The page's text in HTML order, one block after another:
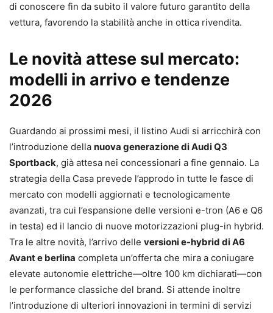
di conoscere fin da subito il valore futuro garantito della
vettura, favorendo la stabilità anche in ottica rivendita.
Le novità attese sul mercato:
modelli in arrivo e tendenze
2026
Guardando ai prossimi mesi, il listino Audi si arricchirà con
l’introduzione della nuova generazione di Audi Q3
Sportback, già attesa nei concessionari a fine gennaio. La
strategia della Casa prevede l’approdo in tutte le fasce di
mercato con modelli aggiornati e tecnologicamente
avanzati, tra cui l’espansione delle versioni e-tron (A6 e Q6
in testa) ed il lancio di nuove motorizzazioni plug-in hybrid.
Tra le altre novità, l’arrivo delle versioni e-hybrid di A6
Avant e berlina completa un’offerta che mira a coniugare
elevate autonomie elettriche—oltre 100 km dichiarati—con
le performance classiche del brand. Si attende inoltre
l’introduzione di ulteriori innovazioni in termini di servizi